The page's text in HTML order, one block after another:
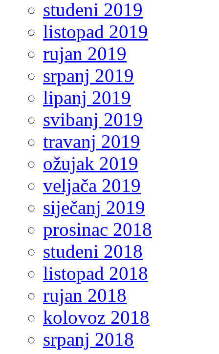
studeni 2019
listopad 2019
rujan 2019
srpanj 2019
lipanj 2019
svibanj 2019
travanj 2019
ožujak 2019
veljača 2019
siječanj 2019
prosinac 2018
studeni 2018
listopad 2018
rujan 2018
kolovoz 2018
srpanj 2018